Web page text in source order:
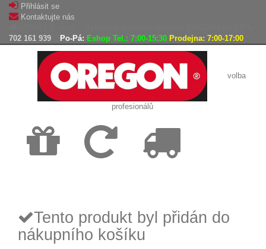
Přihlásit se
Kontaktujte nás
702 161 939
Po-Pá: Eshop Tel.: 7:00-15:30 Prodejna: 7:00-17:00
volba
profesionálů
Tento produkt byl přidán do
nákupního košíku